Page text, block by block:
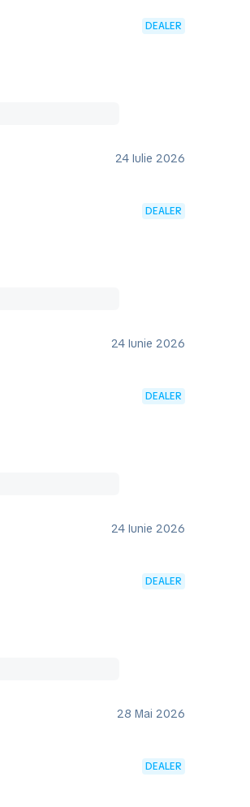
DEALER
24 Iulie 2026
DEALER
24 Iunie 2026
DEALER
24 Iunie 2026
DEALER
28 Mai 2026
DEALER